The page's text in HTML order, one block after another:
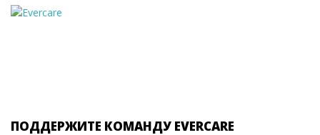
ПОДДЕРЖИТЕ КОМАНДУ EVERCARE